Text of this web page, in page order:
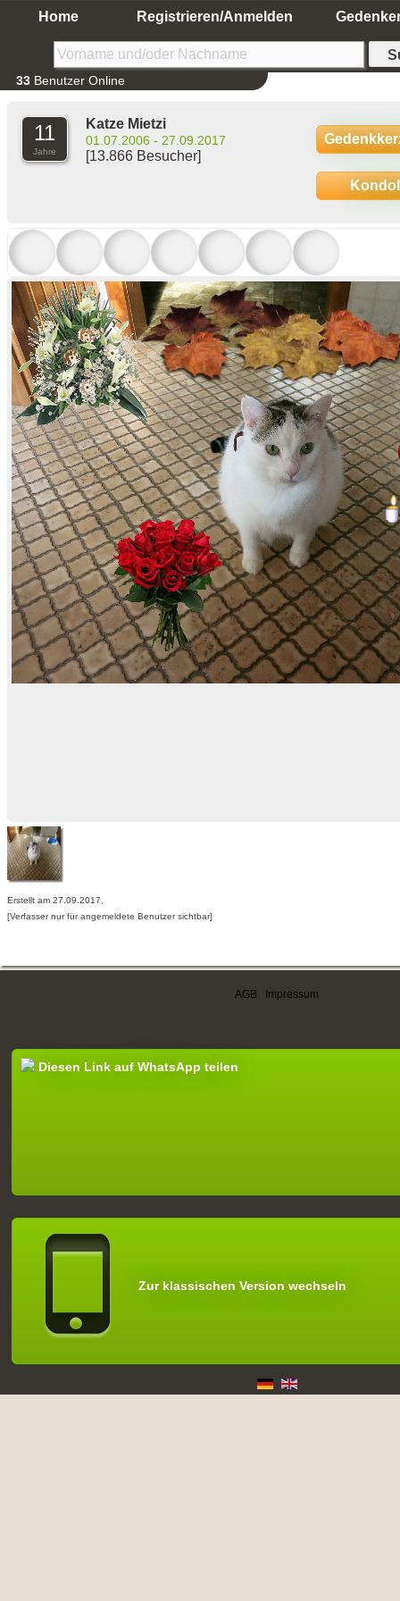
Home Registrieren/Anmelden
33 Benutzer Online
11
Jahre
Katze Mietzi
01.07.2006 - 27.09.2017
[13.866 Besucher]
Erstellt am 27.09.2017,
[Verfasser nur für angemeldete Benutzer sichtbar]
AGB Impressum
Diesen Link auf WhatsApp teilen
Zur klassischen Version wechseln